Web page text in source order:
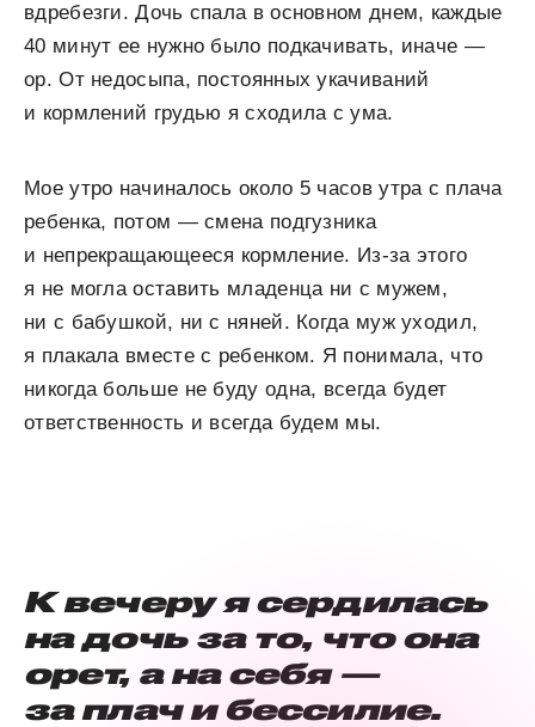
вдребезги. Дочь спала в основном днем, каждые
40 минут ее нужно было подкачивать, иначе —
ор. От недосыпа, постоянных укачиваний
и кормлений грудью я сходила с ума.
Мое утро начиналось около 5 часов утра с плача
ребенка, потом — смена подгузника
и непрекращающееся кормление. Из-за этого
я не могла оставить младенца ни с мужем,
ни с бабушкой, ни с няней. Когда муж уходил,
я плакала вместе с ребенком. Я понимала, что
никогда больше не буду одна, всегда будет
ответственность и всегда будем мы.
К вечеру я сердилась
на дочь за то, что она
орет, а на себя —
за плач и бессилие.